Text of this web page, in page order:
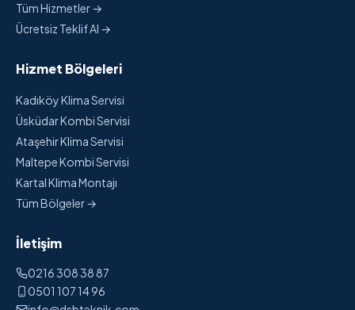
Tüm Hizmetler →
Ücretsiz Teklif Al →
Hizmet Bölgeleri
Kadıköy Klima Servisi
Üsküdar Kombi Servisi
Ataşehir Klima Servisi
Maltepe Kombi Servisi
Kartal Klima Montajı
Tüm Bölgeler →
İletişim
0216 308 38 87
0501 107 14 96